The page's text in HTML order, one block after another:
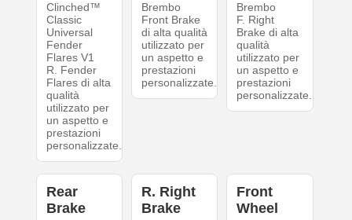
Clinched™
Classic
Universal
Fender
Flares V1
R. Fender
Flares di alta
qualità
utilizzato per
un aspetto e
prestazioni
personalizzate.
Brembo
Front Brake
di alta qualità
utilizzato per
un aspetto e
prestazioni
personalizzate.
Brembo
F. Right
Brake di alta
qualità
utilizzato per
un aspetto e
prestazioni
personalizzate.
Rear
Brake
R. Right
Brake
Front
Wheel